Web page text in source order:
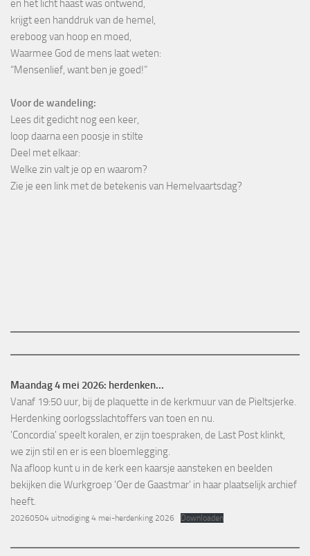
en het licht haast was ontwend,
krijgt een handdruk van de hemel,
ereboog van hoop en moed,
Waarmee God de mens laat weten:
“Mensenlief, want ben je goed!”
Voor de wandeling:
Lees dit gedicht nog een keer,
loop daarna een poosje in stilte
Deel met elkaar:
Welke zin valt je op en waarom?
Zie je een link met de betekenis van Hemelvaartsdag?
Maandag 4 mei 2026: herdenken...
Vanaf 19:50 uur, bij de plaquette in de kerkmuur van de Pieltsjerke.
Herdenking oorlogsslachtoffers van toen en nu.
'Concordia' speelt koralen, er zijn toespraken, de Last Post klinkt,
we zijn stil en er is een bloemlegging.
Na afloop kunt u in de kerk een kaarsje aansteken en beelden
bekijken die Wurkgroep 'Oer de Gaastmar' in haar plaatselijk archief
heeft.
20260504 uitnodiging 4 mei-herdenking 2026 Downloaden